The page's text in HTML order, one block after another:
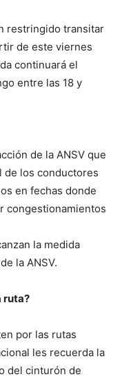
restringido transitar
de este viernes
continuará el
entre las 18 y
de la ANSV que
de los conductores
en fechas donde
congestionamientos
la medida
la ANSV.
ruta?
por las rutas
les recuerda la
del cinturón de